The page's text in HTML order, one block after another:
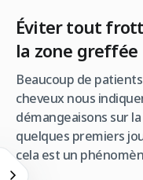
Éviter tout
la zone greffée
Beaucoup de
cheveux nous
démangeaisons sur
quelques premiers
cela est un